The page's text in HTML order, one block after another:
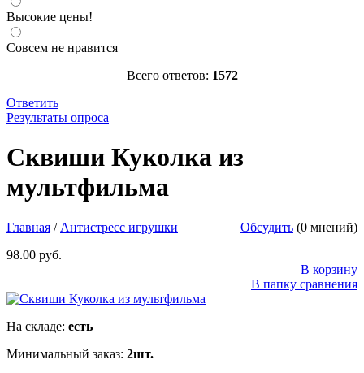
Высокие цены!
Совсем не нравится
Всего ответов: 1572
Ответить
Результаты опроса
куколки. Очень реалистичный антистресс, который развивает
моторику рук и расслабляет. Размер: 12см * 7см
http://parkservis.ru/data/small/16965184.jpg
http://parkservis.ru/product_5481.html
Сквиши Куколка из
мультфильма
Обсудить (0 мнений)
Главная / Антистресс игрушки
98.00 руб.
В корзину
В папку сравнения
На складе: есть
Минимальный заказ: 2шт.